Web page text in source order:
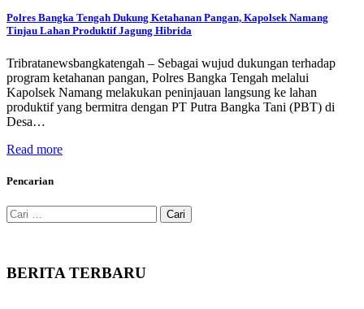
Polres Bangka Tengah Dukung Ketahanan Pangan, Kapolsek Namang
Tinjau Lahan Produktif Jagung Hibrida
Tribratanewsbangkatengah – Sebagai wujud dukungan terhadap
program ketahanan pangan, Polres Bangka Tengah melalui
Kapolsek Namang melakukan peninjauan langsung ke lahan
produktif yang bermitra dengan PT Putra Bangka Tani (PBT) di
Desa…
Read more
Pencarian
Cari
untuk:
BERITA TERBARU